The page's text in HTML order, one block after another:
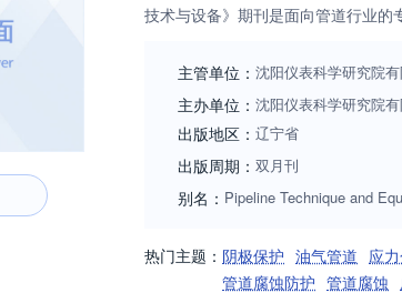
技术与设备》期刊是面向管道行业
计经验，了解国内外技术动向和热
师提供国内外全面及时的管道技术
现"交流学术与信息，沟通厂商与用
用新工艺、新技术、新设备时对所
术与设备》期刊在栏目设置上力求
的各个环节，囊括管道的各种技术
主管单位： 沈阳仪表科学研究院
主办单位： 沈阳仪表科学研究院
出版地区： 辽宁省
出版周期： 双月刊
别名： Pipeline Technique and
热门主题： 阴极保护 油气管道 应
管道腐蚀防护 管道腐蚀